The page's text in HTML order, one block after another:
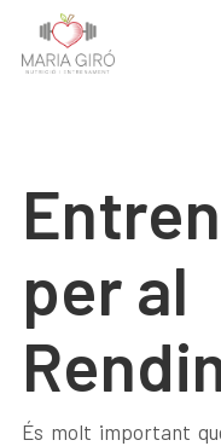
per al
És molt important